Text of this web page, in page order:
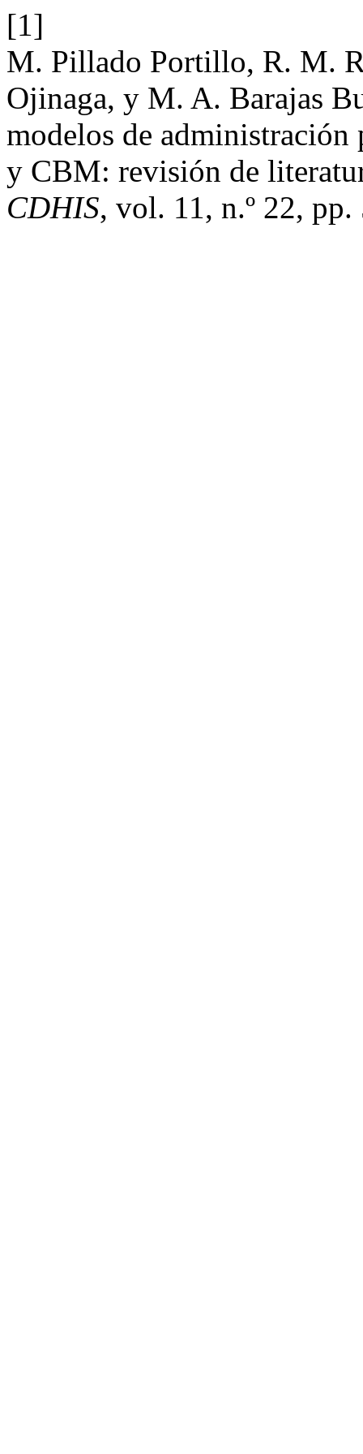
[1]
M. Pillado Portillo, R. M.
Ojinaga, y M. A. Barajas
modelos de
y CBM: revisión de
CDHIS, vol. 11, n.º 22,